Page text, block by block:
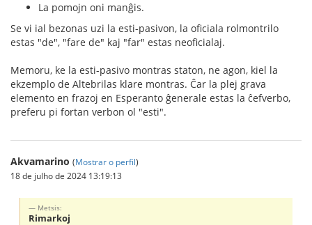
La pomojn oni manĝis.
Se vi ial bezonas uzi la esti-pasivon, la oficiala rolmontrilo
estas "de", "fare de" kaj "far" estas neoficialaj.
Memoru, ke la esti-pasivo montras staton, ne agon, kiel la
ekzemplo de Altebrilas klare montras. Ĉar la plej grava
elemento en frazoj en Esperanto ĝenerale estas la ĉefverbo,
preferu pi fortan verbon ol "esti".
Akvamarino (Mostrar o perfil)
18 de julho de 2024 13:19:13
Metsis:
Rimarkoj